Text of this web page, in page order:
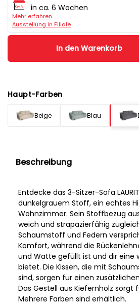
in ca. 6 Wochen
Mehr erfahren
Ausstellung in Filiale
In den Warenkorb
Haupt-Farben
Beige Blau
Beschreibung
Entdecke das 3-Sitzer-Sofa
dunkelgrauem Stoff, ein echtes
Wohnzimmer. Sein Stoffbezug
weich und strapazierfähig
Schaumstoff und Federn
Komfort, während die
und Watte gefüllt ist und dir eine
bietet. Die Kissen, die mit
sind, sorgen für einen
Das Gestell aus Kiefernholz sorgt
Mehrere Farben sind erhältlich.